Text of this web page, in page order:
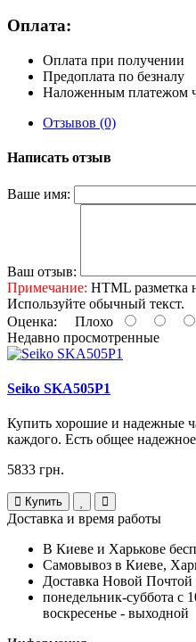
Оплата:
Оплата при получении
Предоплата по безналу
Наложенным платежом
Отзывов (0)
Написать отзыв
Ваше имя:
Ваш отзыв:
Примечание: HTML разметка
Используйте обычный текст.
Оценка: Плохо
Недавно просмотренные
Seiko SKA505P1
Купить хорошие и надежные
каждого. Есть общее
5833 грн.
Купить
Доставка и время работы
В Киеве и Харькове
Самовывоз в Киеве,
Доставка Новой
понедельник-суббота с
воскресенье - выходной